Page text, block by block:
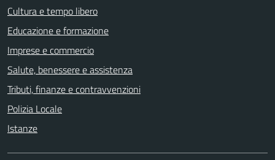
Cultura e tempo libero
Educazione e formazione
Imprese e commercio
Salute, benessere e assistenza
Tributi, finanze e contravvenzioni
Polizia Locale
Istanze